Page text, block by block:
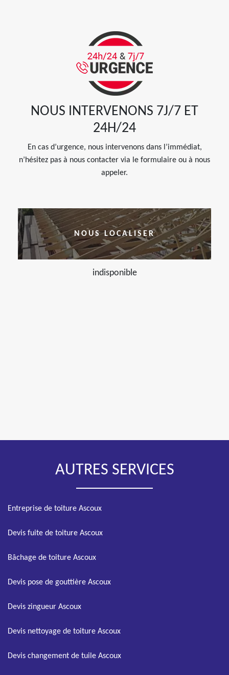
NOUS INTERVENONS 7J/7 ET
24H/24
En cas d’urgence, nous intervenons dans l’immédiat,
n’hésitez pas à nous contacter via le formulaire ou à nous
appeler.
NOUS LOCALISER
indisponible
AUTRES SERVICES
Entreprise de toiture Ascoux
Devis fuite de toiture Ascoux
Bâchage de toiture Ascoux
Devis pose de gouttière Ascoux
Devis zingueur Ascoux
Devis nettoyage de toiture Ascoux
Devis changement de tuile Ascoux